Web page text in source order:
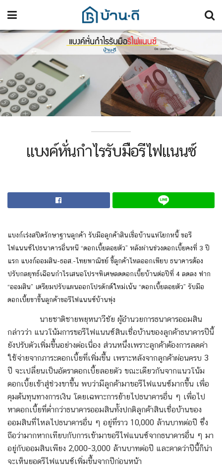
แบงค์หั่นกำไรรับมือรีไฟแนนซ์
แบงก์เร่งสปีดรักษาฐานลูกค้า รับมือลูกค้าสินเชื่อบ้านแห่โยกหนี้ ขอรี
ไฟแนนซ์ไปธนาคารอื่นหนี “ดอกเบี้ยลอยตัว” หลังผ่านช่วงดอกเบี้ยคงที่ 3 ปี
แรก แบงก์ออมสิน-ธอส.-ไทยพาณิชย์ ชี้ลูกค้าไหลออกเพียบ ธนาคารต้อง
ปรับกลยุทธ์เฉือนกำไรเสนอโปรฯพิเศษลดดอกเบี้ยบ้านต่อปีที่ 4 ลดลง ฟาก
“ออมสิน” เตรียมปรับแผนออกโปรดักต์ใหม่เน้น “ดอกเบี้ยลอยตัว” รับมือ
ดอกเบี้ยขาขึ้นลูกค้าขอรีไฟแนนซ์บ้านพุ่ง
นายชาติชายพยุหนาวีชัย ผู้อำนวยการธนาคารออมสิน
กล่าวว่า แนวโน้มการขอรีไฟแนนซ์สินเชื่อบ้านของลูกค้าธนาคารปีนี้
ยังปรับตัวเพิ่มขึ้นอย่างต่อเนื่อง ส่วนหนึ่งเพราะลูกค้าต้องการลดค่า
ใช้จ่ายจากภาระดอกเบี้ยที่เพิ่มขึ้น เพราะหลังจากลูกค้าผ่อนครบ 3
ปี จะเปลี่ยนเป็นอัตราดอกเบี้ยลอยตัว ขณะเดียวกันจากแนวโน้ม
ดอกเบี้ยเข้าสู่ช่วงขาขึ้น พบว่ามีลูกค้ามาขอรีไฟแนนซ์มากขึ้น เพื่อ
คุมต้นทุนทางการเงิน โดยเฉพาะการย้ายไปธนาคารอื่น ๆ เพื่อไป
หาดอกเบี้ยที่ต่ำกว่าธนาคารออมสินทั้งปกติลูกค้าสินเชื่อบ้านของ
ออมสินที่ไหลไปธนาคารอื่น ๆ อยู่ที่ราว 10,000 ล้านบาทต่อปี ซึ่ง
ถือว่ามากหากเทียบกับการเข้ามาขอรีไฟแนนซ์จากธนาคารอื่น ๆ มา
อยู่กับออมสินเพียง 2,000-3,000 ล้านบาทต่อปี และคาดว่าปีนี้ก็น่า
จะเห็นยอดรีไฟแนนซ์เพิ่มขึ้นจากปีก่อนหน้า